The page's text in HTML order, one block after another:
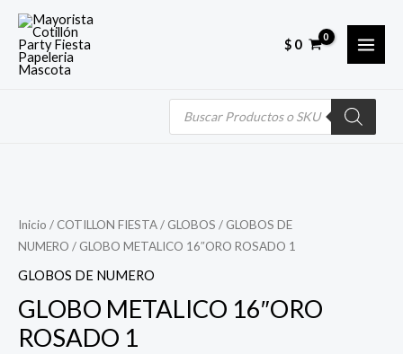
Skip
content
$0
Búsqueda
Inicio / COTILLON FIESTA/ GLOBOS / GLOBOS DE
NUMERO / GLOBO METALICO 16″ORO ROSADO 1
GLOBOS DE NUMERO
GLOBO METALICO 16″ORO
ROSADO 1